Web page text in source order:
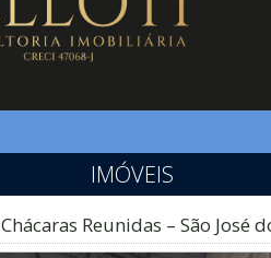
IMÓVEIS
Chácaras Reunidas – São José